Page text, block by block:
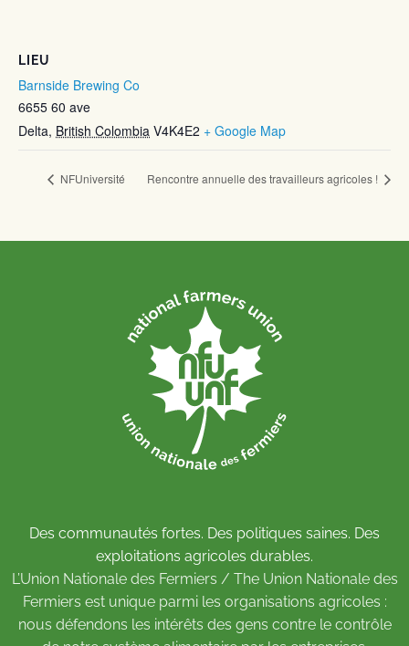
LIEU
Barnside Brewing Co
6655 60 ave
Delta, British Colombia V4K4E2 + Google Map
NFUniversité Rencontre annuelle des travailleurs agricoles !
Des communautés fortes. Des politiques saines. Des
exploitations agricoles durables.
L’Union Nationale des Fermiers / The Union Nationale des
Fermiers est unique parmi les organisations agricoles :
nous défendons les intérêts des gens contre le contrôle